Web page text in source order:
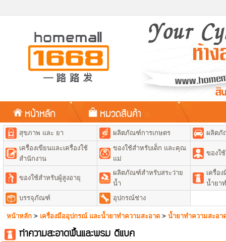
หน้าหลัก หมวดสินค้า
สุขภาพ และ ยา ผลิตภัณฑ์การเกษตร
ผลิตภั
เครื่องเขียนและเครื่องใช้
สำนักงาน
ของใช้สำหรับเด็ก และคุณ
แม่
ของใ
ของใช้สำหรับผู้สูงอายุ
ผลิตภัณฑ์สำหรับสระว่าย
น้ำ
เครื่อ
น้ำยา
บรรจุภัณฑ์
อุปกรณ์ช่าง
หน้าหลัก > เครื่องมืออุปกรณ์ และน้ำยาทำความสะอาด > น้ำยาทำความสะอ
ทำความสะอาดพื้นและพรม ดีแบค